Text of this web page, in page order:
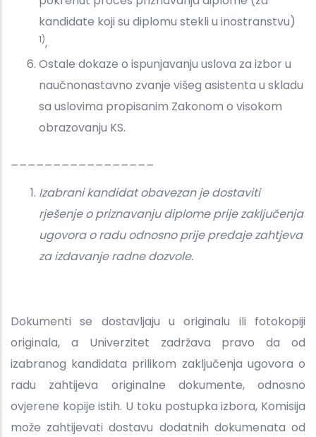
kandidate koji su diplomu stekli u inostranstvu)
1),
Ostale dokaze o ispunjavanju uslova za izbor u
naučnonastavno zvanje višeg asistenta u skladu
sa uslovima propisanim Zakonom o visokom
obrazovanju KS.
_________________
Izabrani kandidat obavezan je dostaviti
rješenje o priznavanju diplome prije zaključenja
ugovora o radu odnosno prije predaje zahtjeva
za izdavanje radne dozvole.
Dokumenti se dostavljaju u originalu ili fotokopiji
originala, a Univerzitet zadržava pravo da od
izabranog kandidata prilikom zaključenja ugovora o
radu zahtijeva originalne dokumente, odnosno
ovjerene kopije istih. U toku postupka izbora, Komisija
može zahtijevati dostavu dodatnih dokumenata od